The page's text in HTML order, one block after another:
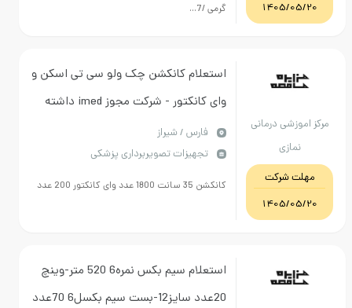
1405/
گرمی /7...
درمانی
شرکت
1405/
استعلام کانکشن چک ولو سی تی اسکن و
وای کانکتور - شرکت مجوز imed داشته
باشد- پرداخت اعتباری
فارس / شیراز
تجهیزات تصویربرداری پزشکی
کانکشن 35 سانت 1800 عدد وای کانکتور 200 عدد
استعلام سیم بکس نمره6 520 متر-وینچ
20عدد سایز12-بست سیم بکسل6 70عدد